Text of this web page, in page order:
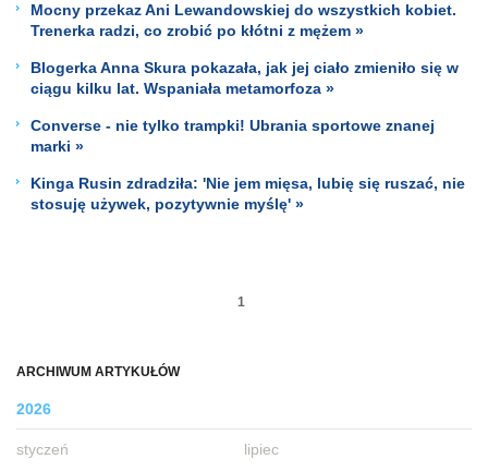
ARCHIWUM ARTYKUŁÓW
2026
styczeń
lipiec
Mocny przekaz Ani Lewandowskiej do wszystkich kobiet.
Trenerka radzi, co zrobić po kłótni z mężem »
Blogerka Anna Skura pokazała, jak jej ciało zmieniło się w
ciągu kilku lat. Wspaniała metamorfoza »
Converse - nie tylko trampki! Ubrania sportowe znanej
marki »
Kinga Rusin zdradziła: 'Nie jem mięsa, lubię się ruszać, nie
stosuję używek, pozytywnie myślę' »
1